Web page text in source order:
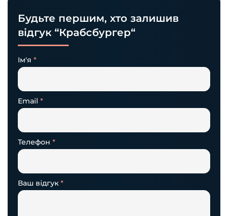
Будьте першим, хто залишив
відгук “Крабсбургер“
Ім'я *
Email *
Телефон *
Ваш відгук *